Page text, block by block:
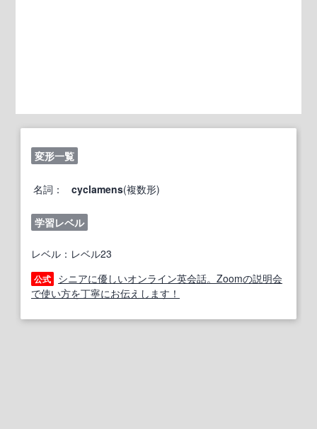
変形一覧
名詞： cyclamens(複数形)
学習レベル
レベル：レベル23
公式
シニアに優しいオンライン英会話。Zoomの説明会
で使い方を丁寧にお伝えします！